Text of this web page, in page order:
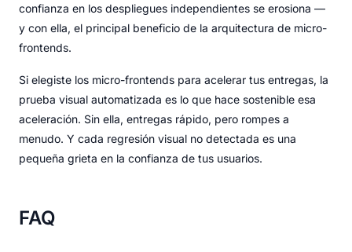
confianza en los despliegues independientes se erosiona —
y con ella, el principal beneficio de la arquitectura de micro-
frontends.
Si elegiste los micro-frontends para acelerar tus entregas, la
prueba visual automatizada es lo que hace sostenible esa
aceleración. Sin ella, entregas rápido, pero rompes a
menudo. Y cada regresión visual no detectada es una
pequeña grieta en la confianza de tus usuarios.
FAQ